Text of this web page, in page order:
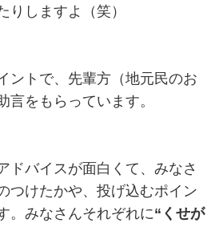
りしますよ（笑）
ントで、先輩方（地元民のお
言をもらっています。
ドバイスが面白くて、みなさ
つけたかや、投げ込むポイン
。みなさんそれぞれに“くせが